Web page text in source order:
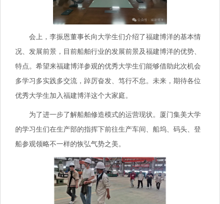
会上，李振恩董事长向大学生们介绍了福建博洋的基本情
况、发展前景，目前船舶行业的发展前景及福建博洋的优势、
特点。希望来福建博洋参观的优秀大学生们能够借助此次机会
多学习多实践多交流，踔厉奋发、笃行不怠。未来，期待各位
优秀大学生加入福建博洋这个大家庭。
为了进一步了解船舶修造模式的运营现状。厦门集美大学
的学习生们在生产部的指挥下前往生产车间、船坞、码头、登
船参观领略不一样的恢弘气势之美。